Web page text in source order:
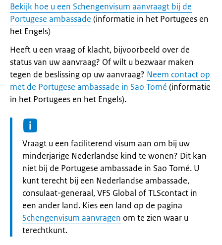
Bekijk hoe u een Schengenvisum aanvraagt bij de
Portugese ambassade (informatie in het Portugees en
het Engels)
Heeft u een vraag of klacht, bijvoorbeeld over de
status van uw aanvraag? Of wilt u bezwaar maken
tegen de beslissing op uw aanvraag? Neem contact op
met de Portugese ambassade in Sao Tomé (informatie
in het Portugees en het Engels).
Informatie:
Vraagt u een faciliterend visum aan om bij uw
minderjarige Nederlandse kind te wonen? Dit kan
niet bij de Portugese ambassade in Sao Tomé. U
kunt terecht bij een Nederlandse ambassade,
consulaat-generaal, VFS Global of TLScontact in
een ander land. Kies een land op de pagina
Schengenvisum aanvragen om te zien waar u
terechtkunt.